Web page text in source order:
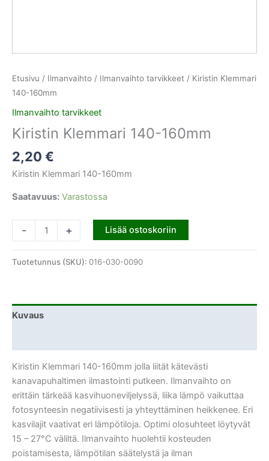
Etusivu / Ilmanvaihto / Ilmanvaihto tarvikkeet / Kiristin Klemmari
140-160mm
Ilmanvaihto tarvikkeet
Kiristin Klemmari 140-160mm
2,20 €
Kiristin Klemmari 140-160mm
Saatavuus: Varastossa
- + Lisää ostoskoriin
Tuotetunnus (SKU): 016-030-0090
Kuvaus
Kiristin Klemmari 140-160mm jolla liität kätevästi
kanavapuhaltimen ilmastointi putkeen. Ilmanvaihto on
erittäin tärkeää kasvihuoneviljelyssä, liika lämpö vaikuttaa
fotosynteesin negatiivisesti ja yhteyttäminen heikkenee. Eri
kasvilajit vaativat eri lämpötiloja. Optimi olosuhteet löytyvät
15 – 27°C väliltä. Ilmanvaihto huolehtii kosteuden
poistamisesta, lämpötilan säätelystä ja ilman